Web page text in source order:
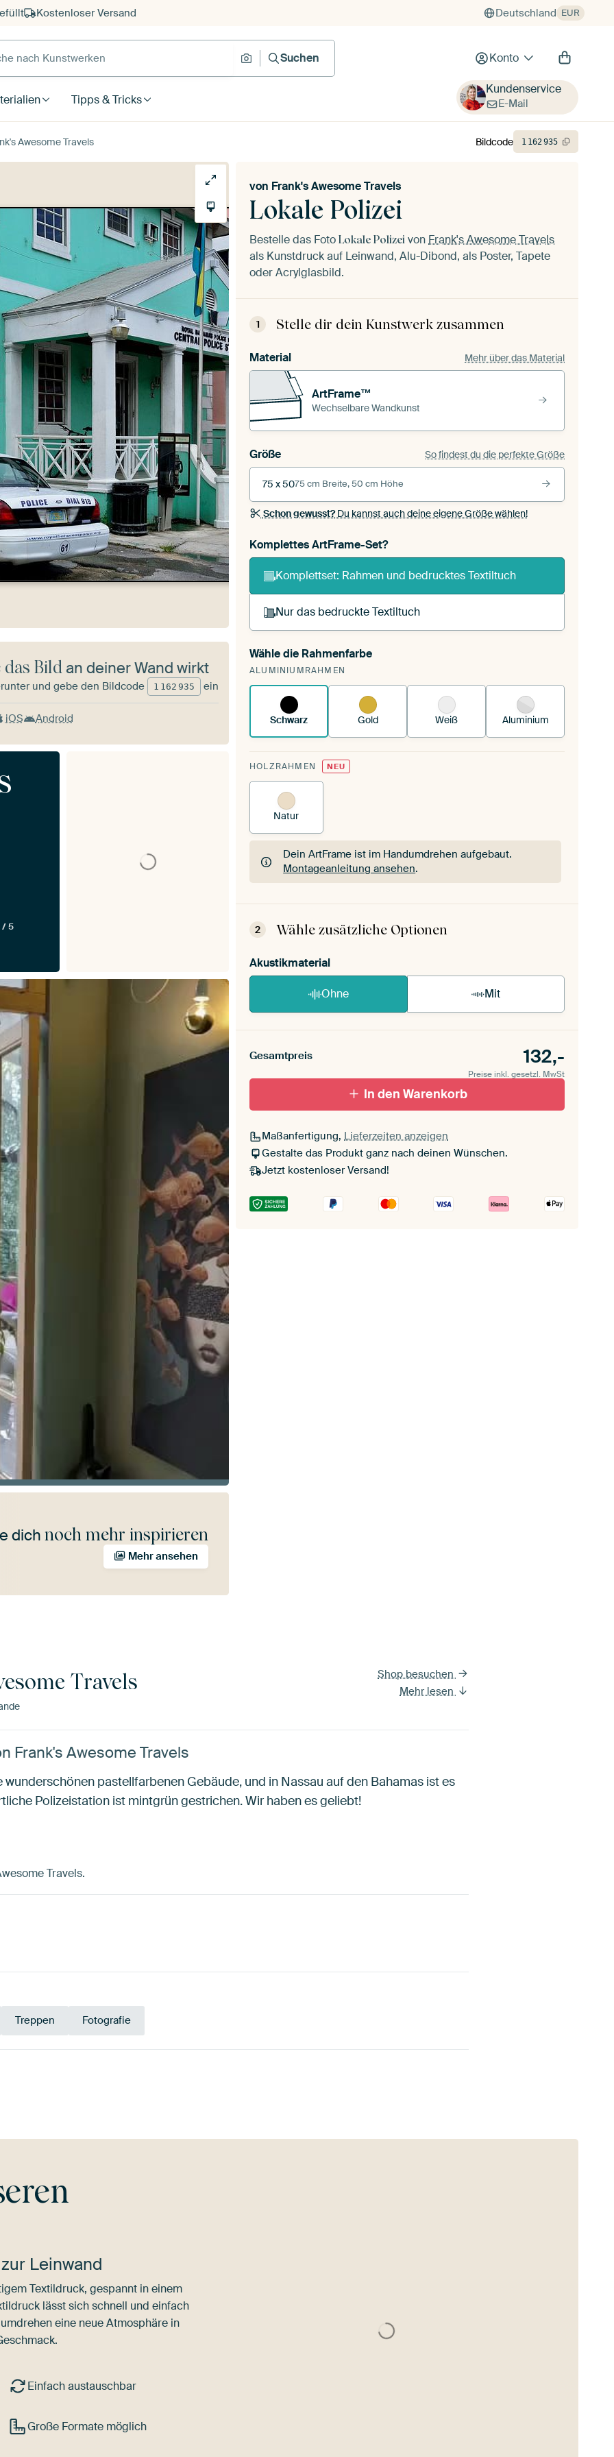
Kostenloser Versand Deutschland EUR
nach Kunstwerken
Suche nach Bild
Suchen Konto
Tipps & Tricks
Kundenservice
E-Mail
Awesome Travels
Lokale Polizei
von Frank's Awesome Travels
Bestelle das Foto Lokale Polizei von Frank's Awesome Travels
als Kunstdruck auf Leinwand, Alu-Dibond, als Poster, Tapete
oder Acrylglasbild.
1 Stelle dir dein Kunstwerk zusammen
Material Mehr über das Material
ArtFrame™
Wechselbare Wandkunst
Größe So findest du die perfekte Größe
75 x 5075 cm Breite, 50 cm Höhe
Schon gewusst?Du kannst auch deine eigene Größe wählen!
Komplettes ArtFrame-Set?
Komplettset: Rahmen und bedrucktes Textiltuch
Nur das bedruckte Textiltuch
Du spannst einen wechselbaren Textiltuch in deinen
vorhandenen ArtFrame™.
Wähle die Rahmenfarbe
ALUMINIUMRAHMEN
Schwarz Gold Weiß Aluminium
HOLZRAHMEN NEU
Natur
Dein ArtFrame ist im Handumdrehen aufgebaut.
Montageanleitung ansehen.
Dein ArtFrame ist im Handumdrehen aufgebaut.
2 Wähle zusätzliche Optionen
Akustikmaterial
Ohne Mit
Gesamtpreis 132,-
Preise inkl. gesetzl. MwSt
In den Warenkorb
Maßanfertigung, Lieferzeiten anzeigen
Gestalte das Produkt ganz nach deinen Wünschen.
Jetzt kostenloser Versand!
Bildcode 1 162935
Bildan deiner Wand wirkt
und gebe den Bildcode 1 162 935 ein
iOS Android
/ 5
dich noch mehr inspirieren
Mehr ansehen
Travels
Shop besuchen
Mehr lesen
Frank's Awesome Travels
pastellfarbenen Gebäude, und in Nassau auf den Bahamas ist es
Polizeistation ist mintgrün gestrichen. Wir haben es geliebt!
Travels.
Treppen Fotografie
Leinwand
Textildruck, gespannt in einem
lässt sich schnell und einfach
eine neue Atmosphäre in
Einfach austauschbar
Große Formate möglich